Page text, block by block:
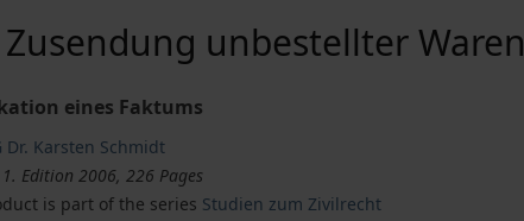
Zusendung unbestellter Waren
eines Faktums
Dr. Karsten Schmidt
Edition 2006, 226 Pages
is part of the series Studien zum Zivilrecht